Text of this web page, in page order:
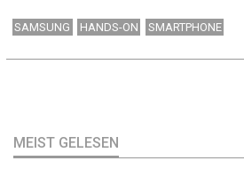
SAMSUNG HANDS-ON SMARTPHONE
MEIST GELESEN